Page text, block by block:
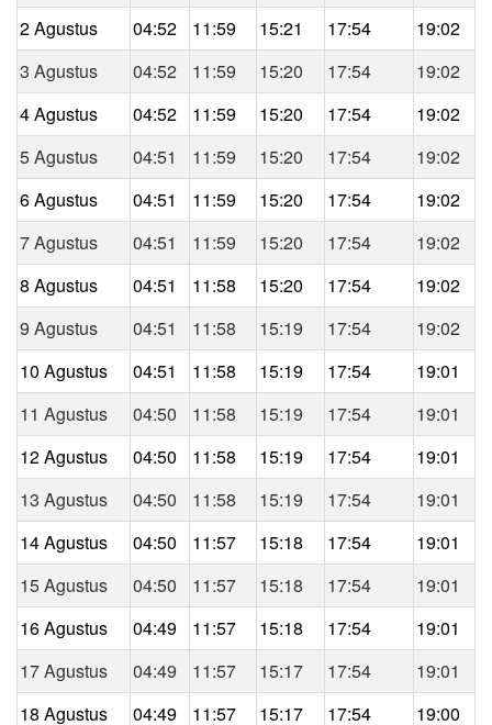
2 Agustus
04:52 11:59 15:21 17:54
19:02
3 Agustus
04:52 11:59 15:20 17:54
19:02
4 Agustus
04:52 11:59 15:20 17:54
19:02
5 Agustus
04:51 11:59 15:20 17:54
19:02
6 Agustus
04:51 11:59 15:20 17:54
19:02
7 Agustus
04:51 11:59 15:20 17:54
19:02
8 Agustus
04:51 11:58 15:20 17:54
19:02
9 Agustus
04:51 11:58 15:19 17:54
19:02
10 Agustus
04:51 11:58 15:19 17:54
19:01
11 Agustus
04:50 11:58 15:19 17:54
19:01
12 Agustus
04:50 11:58 15:19 17:54
19:01
13 Agustus
04:50 11:58 15:19 17:54
19:01
14 Agustus
04:50 11:57 15:18 17:54
19:01
15 Agustus
04:50 11:57 15:18 17:54
19:01
16 Agustus
04:49 11:57 15:18 17:54
19:01
17 Agustus
04:49 11:57 15:17 17:54
19:01
18 Agustus
04:49 11:57 15:17 17:54 19:00